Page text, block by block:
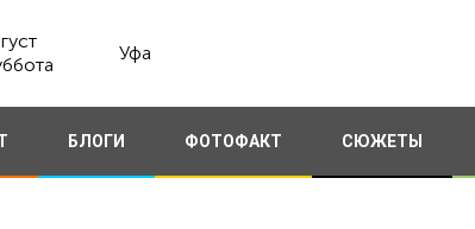
Уфа
БЛОГИ ФОТОФАКТ СЮЖЕТЫ